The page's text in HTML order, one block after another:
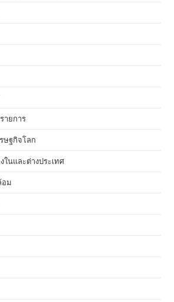
ายการ
ษฐกิจโลก
ในและต่างประเทศ
อม